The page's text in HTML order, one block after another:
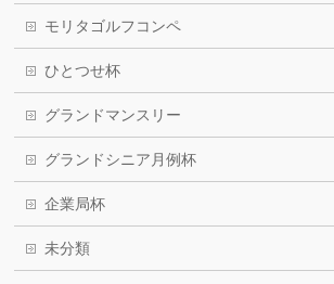
モリタゴルフコンペ
ひとつせ杯
グランドマンスリー
グランドシニア月例杯
企業局杯
未分類